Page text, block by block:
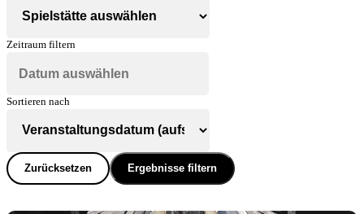
Zeitraum filtern
Sortieren nach
Zurücksetzen Ergebnisse filtern